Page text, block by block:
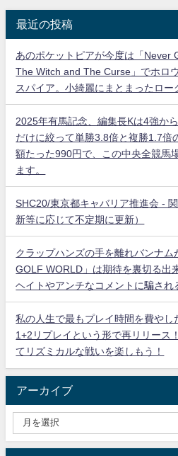
最近の投稿
あのポケットピアが今度は「Never
The Witch and The Curse」でホロ
スパイア。小綺麗にまとまったロー
2025年有馬記念、編集長Kは4強か
だけに絞って単勝3.8倍と複勝1.7倍
額たった990円で、この中央全競馬
ます。
SHC20/東京都キャバリア推進会 -
新等に応じて不定期に更新）
クラップハンズの手を離れバンナ
GOLF WORLD」は期待を裏切る出
ヘイトやアンチなコメントに騙され
私の人生で最もプレイ時間を費や
1+2リプレイという形で再リリース
てリズミカルな戦いを楽しもう！
アーカイブ